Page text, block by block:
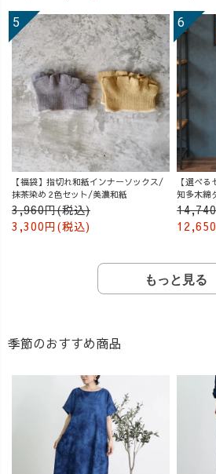
【福袋】指切れ和紙インナーソックス/
抹茶染め 2色セット/美濃和紙
3,960円(税込)
3,300円(税込)
【選べ
知多木綿
もっと見る
季節のおすすめ商品